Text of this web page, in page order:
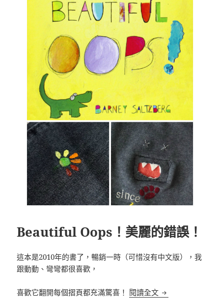
Beautiful Oops！美麗的錯誤！
這本是2010年的書了，暢銷一時（可惜沒有中文版），我
跟動動、彎彎都很喜歡，
喜歡它翻開每個摺頁都充滿驚喜！ 閱讀全文 Beautiful Oops